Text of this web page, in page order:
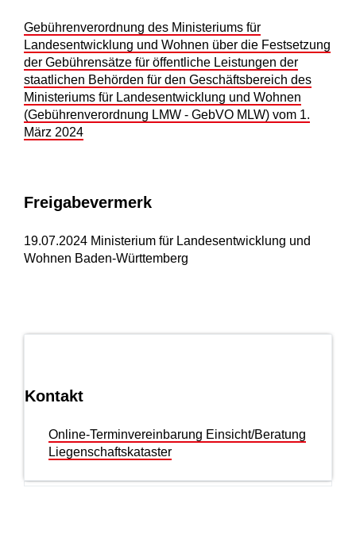
Kontakt
Online-Terminvereinbarung Einsicht/Beratung
Liegenschaftskataster
Gebührenverordnung des Ministeriums für
Landesentwicklung und Wohnen über die Festsetzung
der Gebührensätze für öffentliche Leistungen der
staatlichen Behörden für den Geschäftsbereich des
Ministeriums für Landesentwicklung und Wohnen
(Gebührenverordnung LMW - GebVO MLW) vom 1.
März 2024
Freigabevermerk
19.07.2024 Ministerium für Landesentwicklung und
Wohnen Baden-Württemberg